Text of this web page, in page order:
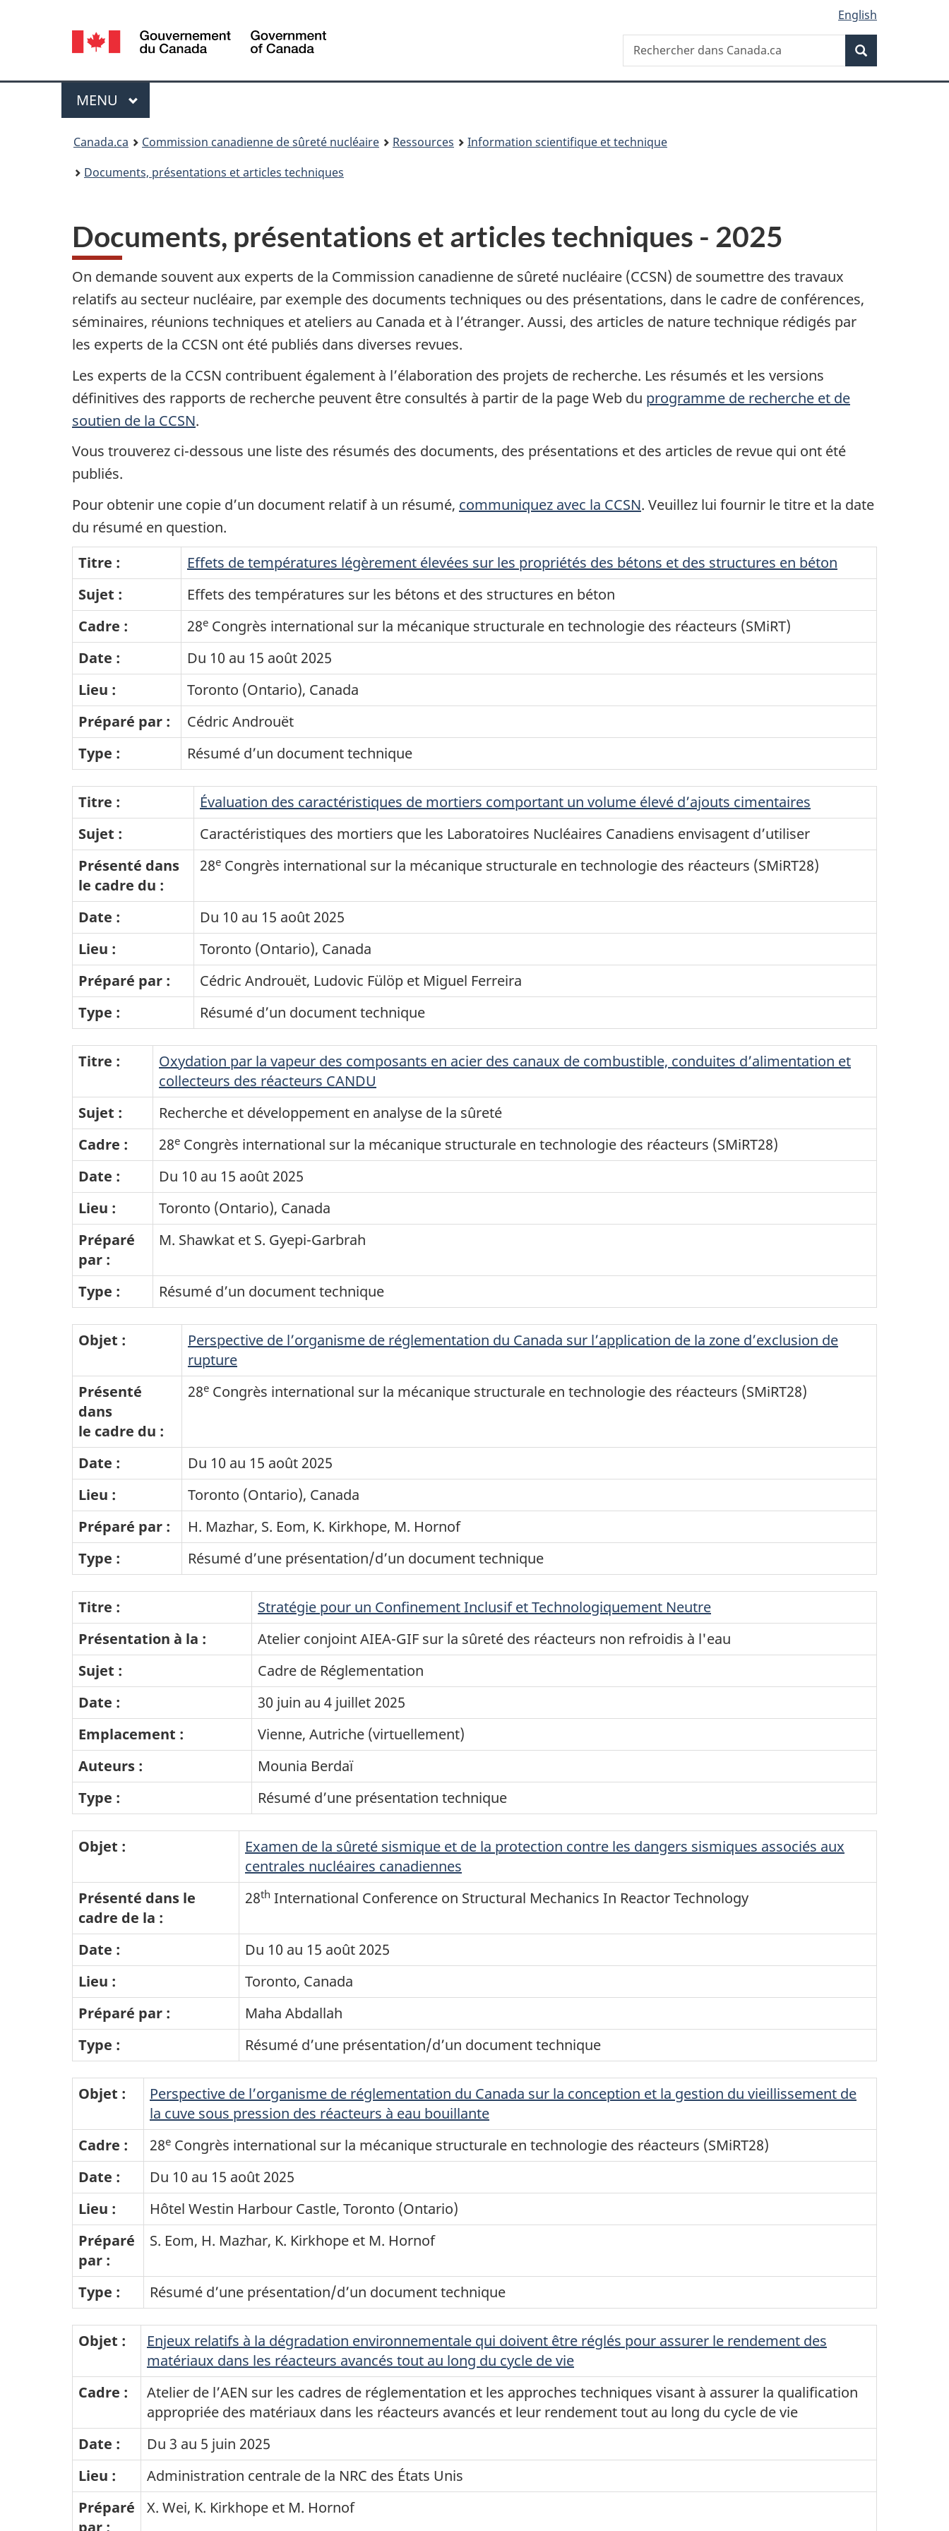
de
Sélection
de
la
langue
English
Canada
Recherche
Rechercher
dans
Menu
MENU PRINCIPAL
Canada.ca Commission canadienne de sûreté nucléaire Ressources
Information scientifique et technique
Documents, présentations et articles techniques
Documents, présentations et articles techniques - 2025
On demande souvent aux experts de la Commission canadienne de sûreté nucléaire (CCSN) de soumettre des travaux
relatifs au secteur nucléaire, par exemple des documents techniques ou des présentations, dans le cadre de conférences,
séminaires, réunions techniques et ateliers au Canada et à l’étranger. Aussi, des articles de nature technique rédigés par
les experts de la CCSN ont été publiés dans diverses revues.
Les experts de la CCSN contribuent également à l’élaboration des projets de recherche. Les résumés et les versions
définitives des rapports de recherche peuvent être consultés à partir de la page Web du programme de recherche et de
soutien de la CCSN.
Vous trouverez ci-dessous une liste des résumés des documents, des présentations et des articles de revue qui ont été
publiés.
Pour obtenir une copie d’un document relatif à un résumé, communiquez avec la CCSN. Veuillez lui fournir le titre et la date
du résumé en question.
Titre :
Effets de températures légèrement élevées sur les propriétés des bétons et des structures en béton
Sujet :
Effets des températures sur les bétons et des structures en béton
Cadre :
28e Congrès international sur la mécanique structurale en technologie des réacteurs (SMiRT)
Date :
Du 10 au 15 août 2025
Lieu :
Toronto (Ontario), Canada
Préparé par :
Cédric Androuët
Type :
Résumé d’un document technique
Titre :
Évaluation des caractéristiques de mortiers comportant un volume élevé d’ajouts cimentaires
Sujet :
Caractéristiques des mortiers que les Laboratoires Nucléaires Canadiens envisagent d’utiliser
Présenté dans
le cadre du :
28e Congrès international sur la mécanique structurale en technologie des réacteurs (SMiRT28)
Date :
Du 10 au 15 août 2025
Lieu :
Toronto (Ontario), Canada
Préparé par :
Cédric Androuët, Ludovic Fülöp et Miguel Ferreira
Type :
Résumé d’un document technique
Titre :
Oxydation par la vapeur des composants en acier des canaux de combustible, conduites d’alimentation et
collecteurs des réacteurs CANDU
Sujet :
Recherche et développement en analyse de la sûreté
Cadre :
28e Congrès international sur la mécanique structurale en technologie des réacteurs (SMiRT28)
Date :
Du 10 au 15 août 2025
Lieu :
Toronto (Ontario), Canada
Préparé
par :
M. Shawkat et S. Gyepi-Garbrah
Type : Résumé d’un document technique
Objet :
Perspective de l’organisme de réglementation du Canada sur l’application de la zone d’exclusion de
rupture
Présenté
dans
le cadre du :
28e Congrès international sur la mécanique structurale en technologie des réacteurs (SMiRT28)
Date :
Du 10 au 15 août 2025
Lieu :
Toronto (Ontario), Canada
Préparé par :
H. Mazhar, S. Eom, K. Kirkhope, M. Hornof
Type :
Résumé d’une présentation/d’un document technique
Titre :
Stratégie pour un Confinement Inclusif et Technologiquement Neutre
Présentation à la :
Atelier conjoint AIEA-GIF sur la sûreté des réacteurs non refroidis à l'eau
Sujet :
Cadre de Réglementation
Date :
30 juin au 4 juillet 2025
Emplacement :
Vienne, Autriche (virtuellement)
Auteurs :
Mounia Berdaï
Type :
Résumé d’une présentation technique
Objet :
Examen de la sûreté sismique et de la protection contre les dangers sismiques associés aux
centrales nucléaires canadiennes
Présenté dans le
cadre de la :
28th International Conference on Structural Mechanics In Reactor Technology
Date :
Du 10 au 15 août 2025
Lieu :
Toronto, Canada
Préparé par :
Maha Abdallah
Type :
Résumé d’une présentation/d’un document technique
Objet :
Perspective de l’organisme de réglementation du Canada sur la conception et la gestion du vieillissement de
la cuve sous pression des réacteurs à eau bouillante
Cadre :
28e Congrès international sur la mécanique structurale en technologie des réacteurs (SMiRT28)
Date :
Du 10 au 15 août 2025
Lieu :
Hôtel Westin Harbour Castle, Toronto (Ontario)
Préparé
par :
S. Eom, H. Mazhar, K. Kirkhope et M. Hornof
Type : Résumé d’une présentation/d’un document technique
Objet :
Enjeux relatifs à la dégradation environnementale qui doivent être réglés pour assurer le rendement des
matériaux dans les réacteurs avancés tout au long du cycle de vie
Cadre :
Atelier de l’AEN sur les cadres de réglementation et les approches techniques visant à assurer la qualification
appropriée des matériaux dans les réacteurs avancés et leur rendement tout au long du cycle de vie
Date :
Du 3 au 5 juin 2025
Lieu :
Administration centrale de la NRC des États Unis
Préparé
X. Wei, K. Kirkhope et M. Hornof